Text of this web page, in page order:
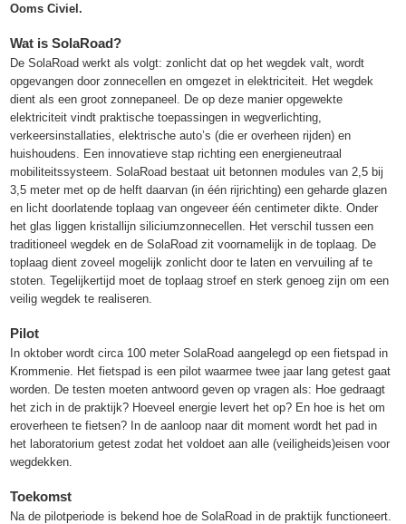
Ooms Civiel.
Wat is SolaRoad?
De SolaRoad werkt als volgt: zonlicht dat op het wegdek valt, wordt
opgevangen door zonnecellen en omgezet in elektriciteit. Het wegdek
dient als een groot zonnepaneel. De op deze manier opgewekte
elektriciteit vindt praktische toepassingen in wegverlichting,
verkeersinstallaties, elektrische auto’s (die er overheen rijden) en
huishoudens. Een innovatieve stap richting een energieneutraal
mobiliteitssysteem. SolaRoad bestaat uit betonnen modules van 2,5 bij
3,5 meter met op de helft daarvan (in één rijrichting) een geharde glazen
en licht doorlatende toplaag van ongeveer één centimeter dikte. Onder
het glas liggen kristallijn siliciumzonnecellen. Het verschil tussen een
traditioneel wegdek en de SolaRoad zit voornamelijk in de toplaag. De
toplaag dient zoveel mogelijk zonlicht door te laten en vervuiling af te
stoten. Tegelijkertijd moet de toplaag stroef en sterk genoeg zijn om een
veilig wegdek te realiseren.
Pilot
In oktober wordt circa 100 meter SolaRoad aangelegd op een fietspad in
Krommenie. Het fietspad is een pilot waarmee twee jaar lang getest gaat
worden. De testen moeten antwoord geven op vragen als: Hoe gedraagt
het zich in de praktijk? Hoeveel energie levert het op? En hoe is het om
eroverheen te fietsen? In de aanloop naar dit moment wordt het pad in
het laboratorium getest zodat het voldoet aan alle (veiligheids)eisen voor
wegdekken.
Toekomst
Na de pilotperiode is bekend hoe de SolaRoad in de praktijk functioneert.